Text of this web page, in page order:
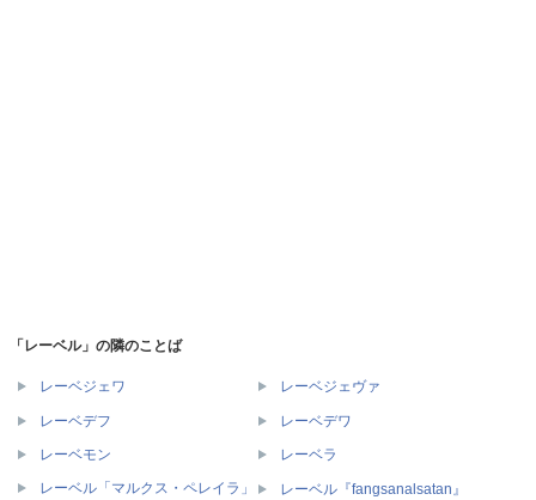
「レーベル」の隣のことば
レーベジェワ レーベジェヴァ
レーベデフ レーベデワ
レーベモン
レーベラ
レーベル「マルクス・ペレイラ」
レーベル『fangsanalsatan』